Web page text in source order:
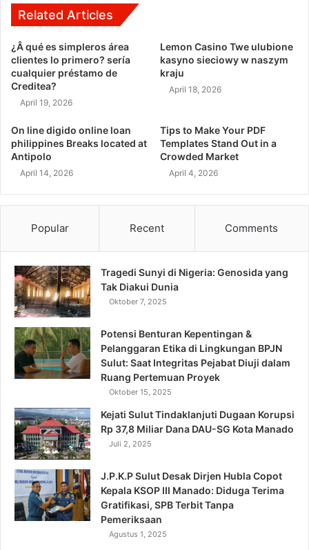
Related Articles
¿Â qué es simpleros área
clientes lo primero? serí­a
cualquier préstamo de
Creditea?
April 19, 2026
Lemon Casino Twe ulubione
kasyno sieciowy w naszym
kraju
April 18, 2026
On line digido online loan
philippines Breaks located at
Antipolo
April 14, 2026
Tips to Make Your PDF
Templates Stand Out in a
Crowded Market
April 4, 2026
Popular Recent Comments
Tragedi Sunyi di Nigeria: Genosida yang
Tak Diakui Dunia
Oktober 7, 2025
Potensi Benturan Kepentingan &
Pelanggaran Etika di Lingkungan BPJN
Sulut: Saat Integritas Pejabat Diuji dalam
Ruang Pertemuan Proyek
Oktober 15, 2025
Kejati Sulut Tindaklanjuti Dugaan Korupsi
Rp 37,8 Miliar Dana DAU-SG Kota Manado
Juli 2, 2025
J.P.K.P Sulut Desak Dirjen Hubla Copot
Kepala KSOP III Manado: Diduga Terima
Gratifikasi, SPB Terbit Tanpa
Pemeriksaan
Agustus 1, 2025